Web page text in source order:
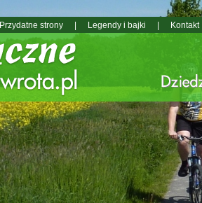
Przydatne strony Legendy i bajki Kontakt